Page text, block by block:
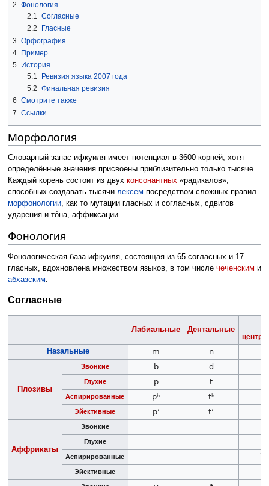
2 Фонология
2.1 Согласные
2.2
Гласные
3 Орфография
4 Пример
5
История
5.1
Ревизия языка 2007 года
5.2 Финальная ревизия
6 Смотрите также
7 Ссылки
Морфология
Словарный запас ифкуиля имеет потенциал в 3600 корней, хотя
определённые значения присвоены приблизительно только тысяче.
Каждый корень состоит из двух консонантных«радикалов»,
способных создавать тысячи лексем посредством сложных правил
морфонологии, как то мутации гласных и согласных, сдвигов
ударения и то́на, аффиксации.
Фонология
Фонологическая база ифкуиля, состоящая из 65 согласных и 17
гласных, вдохновлена множеством языков, в том числе чеченским и
абхазским.
Согласные
Лабиальные Дентальные
Назальные
m n
Плозивы
Звонкие b d
Глухие p t
Аспирированные pʰ tʰ
Эйективные pʼ tʼ
Аффрикаты
Звонкие
Глухие
Аспирированные
Эйективные